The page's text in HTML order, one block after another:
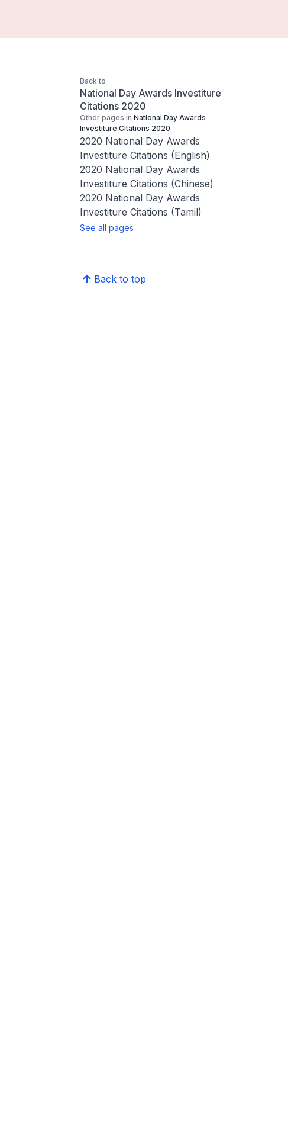
Back to
National Day Awards Investiture
Citations 2020
Other pages in National Day Awards
Investiture Citations 2020
2020 National Day Awards
Investiture Citations (English)
2020 National Day Awards
Investiture Citations (Chinese)
2020 National Day Awards
Investiture Citations (Tamil)
See all pages
Back to top